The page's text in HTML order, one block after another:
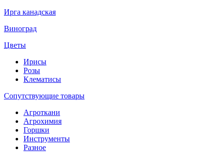
Ирга канадская
Виноград
Цветы
Ирисы
Розы
Клематисы
Сопутствующие товары
Агроткани
Агрохимия
Горшки
Инструменты
Разное